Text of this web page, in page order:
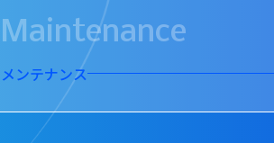
Maintenance
メンテナンス